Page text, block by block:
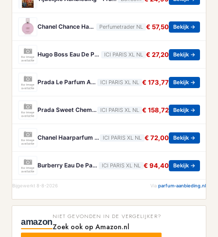
Chanel Chance Haarparfum 35 ml Perfumetrader NL € 57,50 Bekijk →
Hugo Boss Eau De Parfum Hugo Boss - Boss Bottled Beyond For Her Eau De Parfum - 10 ML ICI PARIS XL NL € 27,20 Bekijk →
Prada Le Parfum Amberachtig Houtachtig Parfum Voor Heren Prada - Paradigme Le Parfum - Amberachtig Houtachtig Parfum Voor Heren - 150 ML ICI PARIS XL NL € 173,77 Bekijk →
Prada Sweet Chemistry Eau De Parfum Bloemig Fruitig Gourmand Navlubaar Dames Parfum Prada - Paradoxe Sweet Chemistry Eau De Parfum - Bloemig Fruitig Gourmand Navlubaar Dames Parfum - 90 ML ICI PARIS XL NL € 158,72 Bekijk →
Chanel Haarparfum Chanel - Chance Eau Tendre Haarparfum - 35 ML ICI PARIS XL NL € 72,00 Bekijk →
Burberry Eau De Parfum Burberry - Goddess Eau De Parfum - 50 ML ICI PARIS XL NL € 94,40 Bekijk →
Bijgewerkt 8-8-2026 Via parfum-aanbieding.nl
amazon
NIET GEVONDEN IN DE VERGELIJKER?
Zoek ook op Amazon.nl